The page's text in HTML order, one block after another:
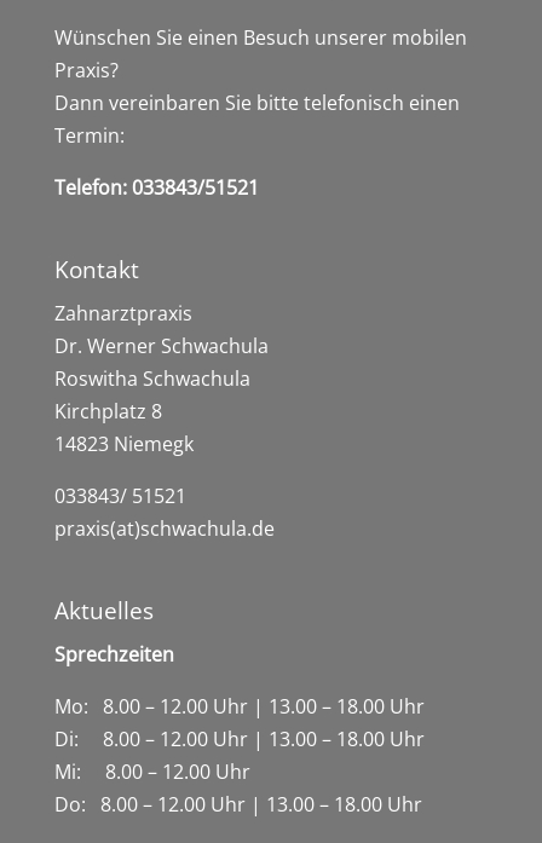
Wünschen Sie einen Besuch unserer mobilen
Praxis?
Dann vereinbaren Sie bitte telefonisch einen
Termin:
Telefon: 033843/51521
Kontakt
Zahnarztpraxis
Dr. Werner Schwachula
Roswitha Schwachula
Kirchplatz 8
14823 Niemegk
033843/ 51521
praxis(at)schwachula.de
Aktuelles
Sprechzeiten
Mo: 8.00 – 12.00 Uhr | 13.00 – 18.00 Uhr
Di: 8.00 – 12.00 Uhr | 13.00 – 18.00 Uhr
Mi: 8.00 – 12.00 Uhr
Do: 8.00 – 12.00 Uhr | 13.00 – 18.00 Uhr